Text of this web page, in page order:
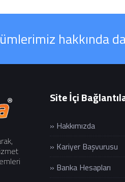
hakkında
Site İçi
» Hakkımızda
» Kariyer Başvurusu
» Banka Hesapları